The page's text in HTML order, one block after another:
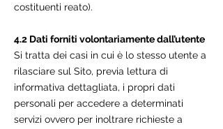
costituenti reato).
4.2 Dati forniti volontariamente dall’utente
Si tratta dei casi in cui è lo stesso utente a
rilasciare sul Sito, previa lettura di
informativa dettagliata, i propri dati
personali per accedere a determinati
servizi ovvero per inoltrare richieste a